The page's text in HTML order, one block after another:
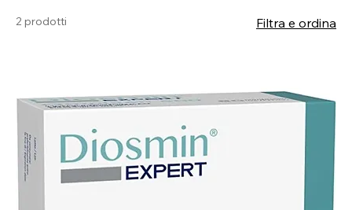
2 prodotti Filtra e ordina